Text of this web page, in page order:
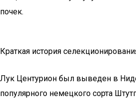
почек.
Краткая история
Лук Центурион был выведен в
популярного немецкого сорта